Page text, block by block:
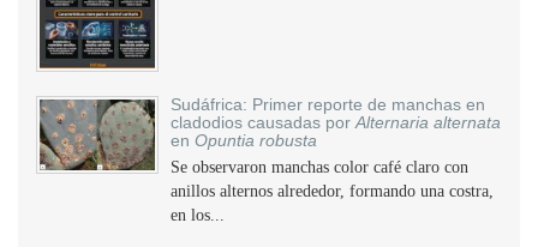
Sudáfrica: Primer reporte de manchas en
cladodios causadas por Alternaria alternata
en Opuntia robusta
Se observaron manchas color café claro con
anillos alternos alrededor, formando una costra,
en los...